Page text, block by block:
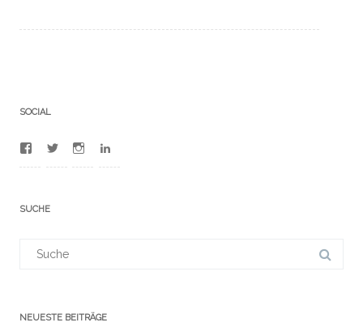
SOCIAL
Profil
anzeigen
Profil Profil
SUCHE
für:
NEUESTE BEITRÄGE